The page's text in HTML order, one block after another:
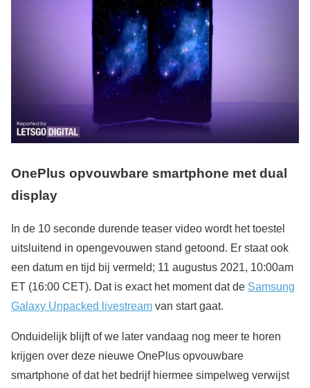
OnePlus opvouwbare smartphone met dual
display
In de 10 seconde durende teaser video wordt het toestel
uitsluitend in opengevouwen stand getoond. Er staat ook
een datum en tijd bij vermeld; 11 augustus 2021, 10:00am
ET (16:00 CET). Dat is exact het moment dat de Samsung
Galaxy Unpacked livestream van start gaat.
Onduidelijk blijft of we later vandaag nog meer te horen
krijgen over deze nieuwe OnePlus opvouwbare
smartphone of dat het bedrijf hiermee simpelweg verwijst